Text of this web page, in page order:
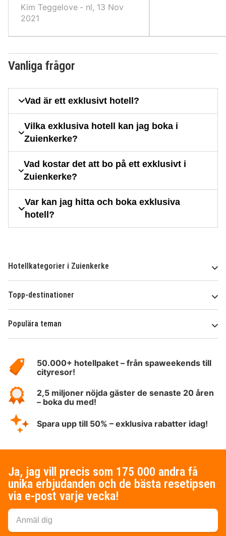
Kim Teggelove ‐ nl, 13 Nov
2021
Vanliga frågor
Vad är ett exklusivt hotell?
Vilka exklusiva hotell kan jag boka i
Zuienkerke?
Vad kostar det att bo på ett exklusivt i
Zuienkerke?
Var kan jag hitta och boka exklusiva
hotell?
Hotellkategorier i Zuienkerke
Topp-destinationer
Populära teman
HotelSpecials50.000+ hotellpaket – från spaweekends till
cityresor!
2,5 miljoner nöjda gäster de senaste 20 åren
– boka du med!
Spara upp till 50% – exklusiva rabatter idag!
Ja, jag vill precis som 175 000 andra få
unika erbjudanden och de bästa resetipsen
via e-post varje vecka!